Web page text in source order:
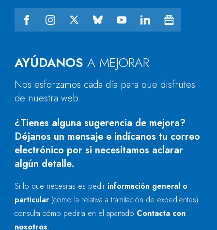
AYÚDANOS A MEJORAR
Nos esforzamos cada día para que disfrutes
de nuestra web.
¿Tienes alguna sugerencia de mejora?
Déjanos un mensaje e indícanos tu correo
electrónico por si necesitamos aclarar
algún detalle.
Si lo que necesitas es pedir información general o
particular (como la relativa a tramitación de expedientes)
consulta cómo pedirla en el apartado Contacta con
nosotros.